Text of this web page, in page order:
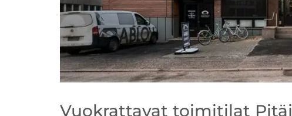
Vuokrattavat toimitilat